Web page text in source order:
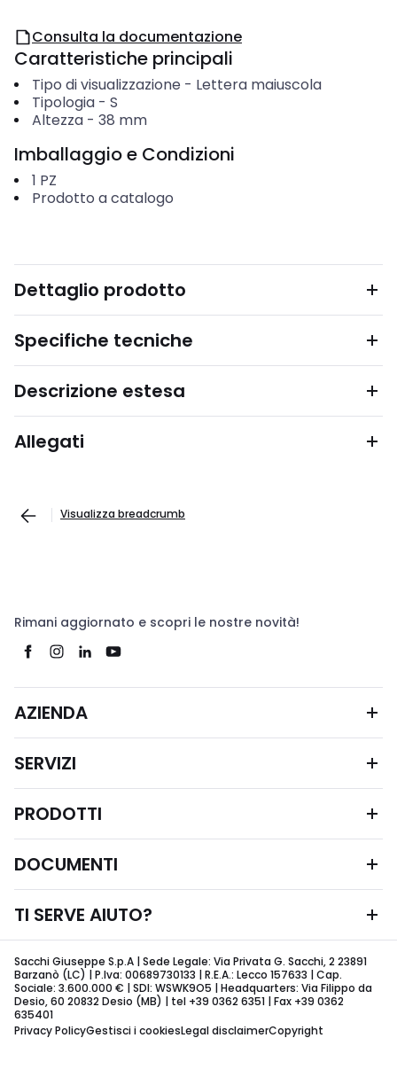
Consulta la documentazione
Caratteristiche principali
Tipo di visualizzazione - Lettera maiuscola
Tipologia- S
Altezza- 38 mm
Imballaggio e Condizioni
1 PZ
Prodotto a catalogo
Dettaglio prodotto
Specifiche tecniche
Descrizione estesa
Allegati
Visualizza breadcrumb
Rimani aggiornato e scopri le nostre novità!
AZIENDA
SERVIZI
PRODOTTI
DOCUMENTI
TI SERVE AIUTO?
Sacchi Giuseppe S.p.A | Sede Legale: Via Privata G. Sacchi, 2 23891
Barzanò (LC) | P.Iva: 00689730133 | R.E.A.: Lecco 157633 | Cap.
Sociale: 3.600.000 € | SDI: WSWK9O5 | Headquarters: Via Filippo da
Desio, 60 20832 Desio (MB) | tel +39 0362 6351 | Fax +39 0362
635401
Privacy PolicyGestisci i cookiesLegal disclaimerCopyright